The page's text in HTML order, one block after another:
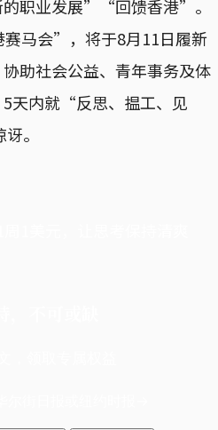
职业发展”“回馈香港”。
马会”，将于8月11日履新
助社会公益、青年事务及体
天内就“反思、揾工、见
。